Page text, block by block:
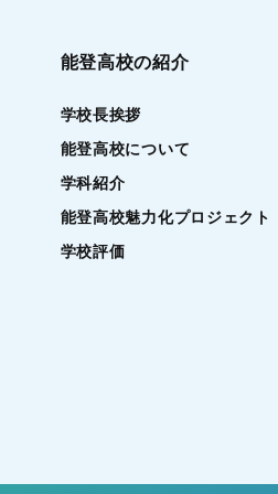
能登高校の紹介
学校長挨拶
能登高校について
学科紹介
能登高校魅力化プロジェクト
学校評価